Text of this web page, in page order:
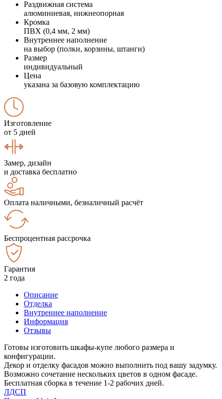
Раздвижная система
алюминиевая, нижнеопорная
Кромка
ПВХ (0,4 мм, 2 мм)
Внутреннее наполнение
на выбор (полки, корзины, штанги)
Размер
индивидуальный
Цена
указана за базовую комплектацию
Изготовление
от 5 дней
Замер, дизайн
и доставка бесплатно
Оплата наличными, безналичный расчёт
Беспроцентная рассрочка
Гарантия
2 года
Описание
Отделка
Внутреннее наполнение
Информация
Отзывы
Готовы изготовить шкафы-купе любого размера и
конфигурации.
Декор и отделку фасадов можно выполнить под вашу задумку.
Возможно сочетание нескольких цветов в одном фасаде.
Бесплатная сборка в течение 1-2 рабочих дней.
ЛДСП